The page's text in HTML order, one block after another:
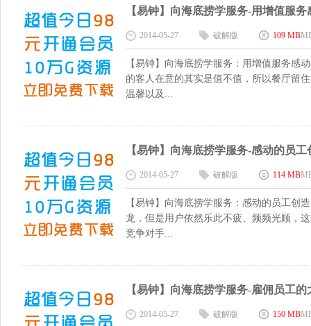
【易钟】向海底捞学服务-用增值服
2014-05-27 破解版 109 MB
【易钟】向海底捞学服务：用增值服务
的客人在意的其实是值不值，所以餐厅留
温馨以及...
【易钟】向海底捞学服务-感动的员
2014-05-27 破解版 114 MB
【易钟】向海底捞学服务：感动的员工
龙，但是用户依然乐此不疲、频频光顾，
竞争对手...
【易钟】向海底捞学服务-雇佣员工的
2014-05-27 破解版 150 MB